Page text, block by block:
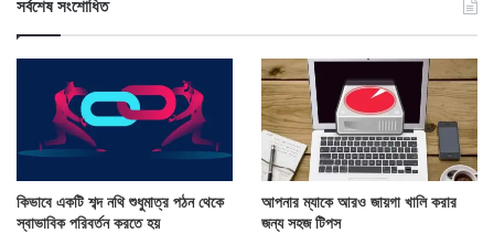
সর্বশেষ সংশোধিত
কিভাবে একটি শব্দ নথি শুধুমাত্র পঠন থেকে
স্বাভাবিক পরিবর্তন করতে হয়
আপনার ম্যাকে আরও জায়গা খালি করার
জন্য সহজ টিপস